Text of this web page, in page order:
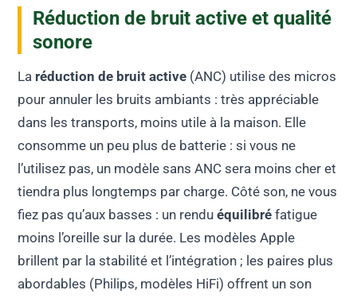
Réduction de bruit active et qualité
sonore
La réduction de bruit active (ANC) utilise des micros
pour annuler les bruits ambiants : très appréciable
dans les transports, moins utile à la maison. Elle
consomme un peu plus de batterie : si vous ne
l’utilisez pas, un modèle sans ANC sera moins cher et
tiendra plus longtemps par charge. Côté son, ne vous
fiez pas qu’aux basses : un renduéquilibré fatigue
moins l’oreille sur la durée. Les modèles Apple
brillent par la stabilité et l’intégration ; les paires plus
abordables (Philips, modèles HiFi) offrent un son